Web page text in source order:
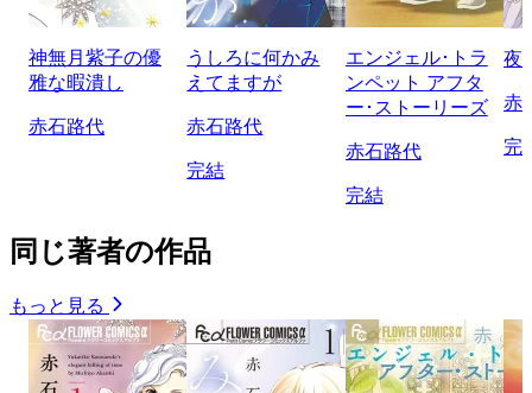
神無月紫子の優
雅な暇潰し
赤石路代
うしろに何かみ
えてますが
赤石路代
完結
エンジェル･トラ
ンペット アフタ
ー･ストーリーズ
赤石路代
完結
夜
赤
完
同じ著者の作品
もっと見る